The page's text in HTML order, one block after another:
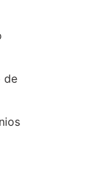
de